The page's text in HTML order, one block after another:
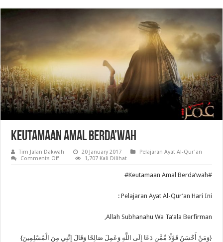
Keutamaan Amal Berda’wah
Tim Jalan Dakwah 20 January 2017
Pelajaran Ayat Al-Qur'an
Comments Offon
1,707 Kali Dilihat
#
Keutamaan Amal Berda’wah#
Pelajaran Ayat Al-Qur’an Hari Ini :
Allah Subhanahu Wa Ta’ala Berfirman,
{وَمَنْ أَحْسَنُ قَوْلًا مِّمَّن دَعَا إِلَى اللَّهِ وَعَمِلَ صَالِحًا وَقَالَ إِنَّنِي مِنَ الْمُسْلِمِينَ}